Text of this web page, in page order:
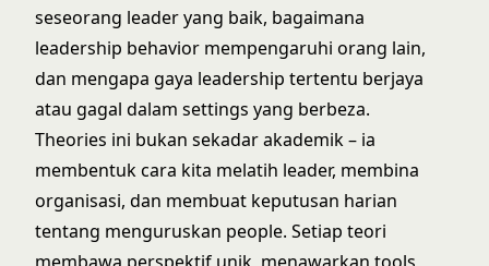
seseorang leader yang baik, bagaimana
leadership behavior mempengaruhi orang lain,
dan mengapa gaya leadership tertentu berjaya
atau gagal dalam settings yang berbeza.
Theories ini bukan sekadar akademik – ia
membentuk cara kita melatih leader, membina
organisasi, dan membuat keputusan harian
tentang menguruskan people. Setiap teori